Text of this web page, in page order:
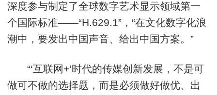
深度参与制定了全球数字艺术显示领域第一
个国际标准——“H.629.1”，“在文化数字化浪
潮中，要发出中国声音、给出中国方案。”
“‘互联网+’时代的传媒创新发展，不是可
做可不做的选择题，而是必须做好做优、出